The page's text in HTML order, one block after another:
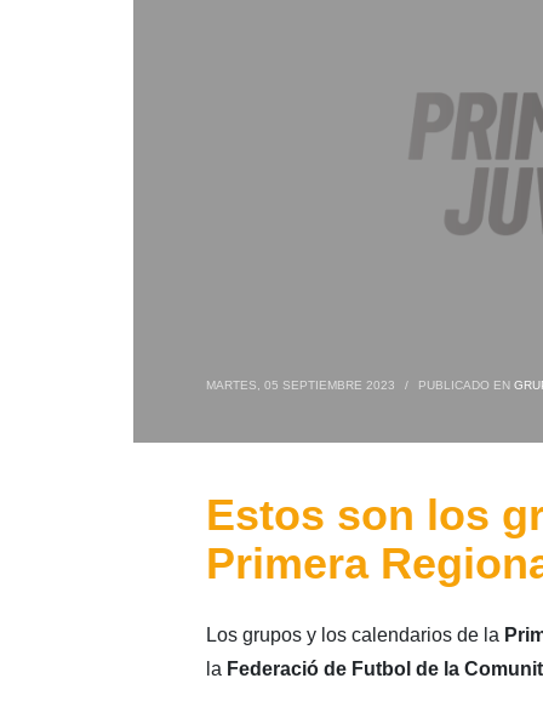
MARTES, 05 SEPTIEMBRE 2023 / PUBLICADO EN
Estos son los
Primera
Los grupos y los calendarios de la
la Federació de Futbol de la